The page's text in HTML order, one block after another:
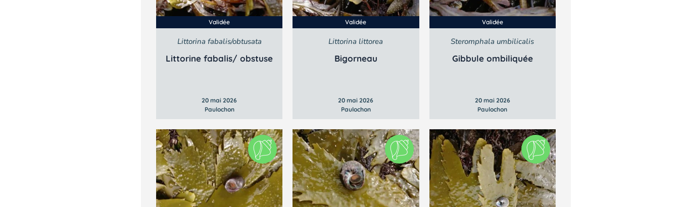
Validée
Littorina fabalis/obtusata
Littorine fabalis/ obstuse
20 mai 2026
Paulochon
Validée
Littorina littorea
Bigorneau
20 mai 2026
Paulochon
Validée
Steromphala umbilicalis
Gibbule ombiliquée
20 mai 2026
Paulochon